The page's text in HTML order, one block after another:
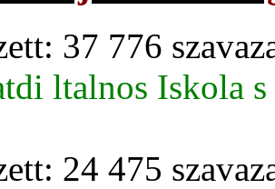
37 776
ltalnos Iskola
24 475